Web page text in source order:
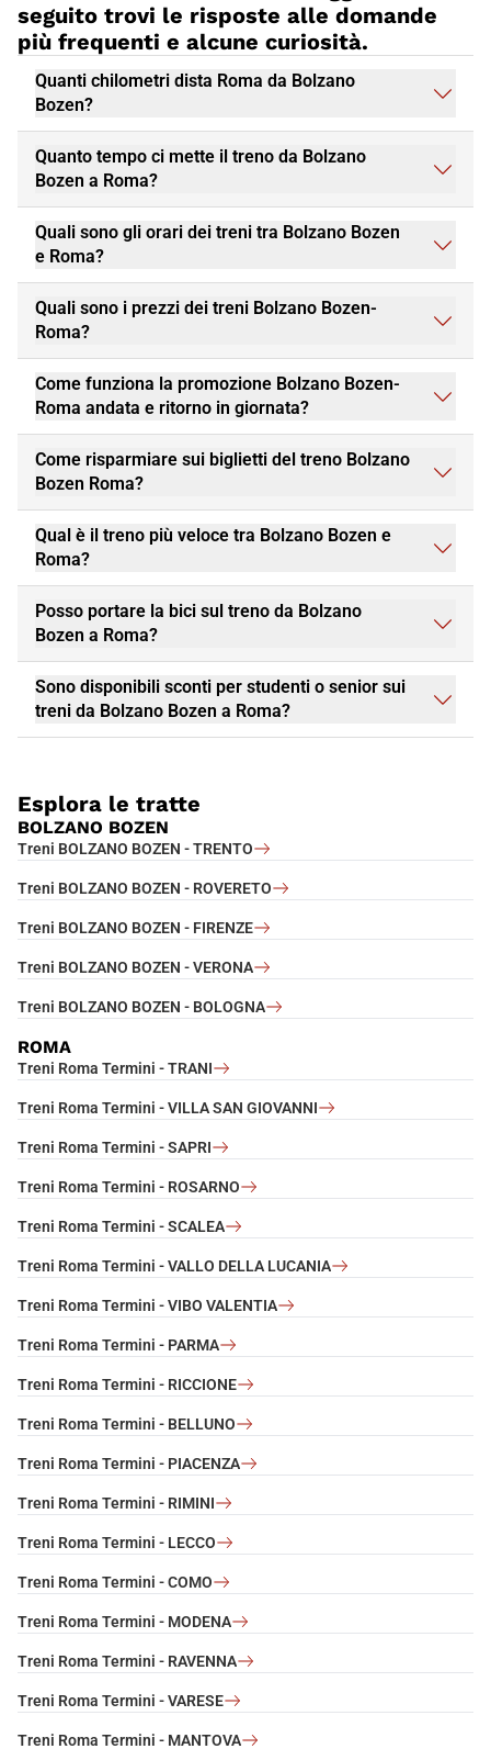
da offrire a tutti. Non perdere l'opportunità di visitare
Roma
prenota subito il tuo viaggio in treno Italo, per un'esperienza di
viaggio piacevole e conveniente.
seguito trovi le risposte alle domande
più frequenti e alcune curiosità.
Quanti chilometri dista Roma da Bolzano
Bozen?
Quanto tempo ci mette il treno da Bolzano
Bozen a Roma?
Quali sono gli orari dei treni tra Bolzano Bozen
e Roma?
Quali sono i prezzi dei treni Bolzano Bozen-
Roma?
Come funziona la promozione Bolzano Bozen-
Roma andata e ritorno in giornata?
Come risparmiare sui biglietti del treno Bolzano
Bozen Roma?
Qual è il treno più veloce tra Bolzano Bozen e
Roma?
Posso portare la bici sul treno da Bolzano
Bozen a Roma?
Sono disponibili sconti per studenti o senior sui
treni da Bolzano Bozen a Roma?
Esplora le tratte
BOLZANO BOZEN
Treni BOLZANO BOZEN - TRENTO
Treni BOLZANO BOZEN - ROVERETO
Treni BOLZANO BOZEN - FIRENZE
Treni BOLZANO BOZEN - VERONA
Treni BOLZANO BOZEN - BOLOGNA
ROMA
Treni Roma Termini - TRANI
Treni Roma Termini - VILLA SAN GIOVANNI
Treni Roma Termini - SAPRI
Treni Roma Termini - ROSARNO
Treni Roma Termini - SCALEA
Treni Roma Termini - VALLO DELLA LUCANIA
Treni Roma Termini - VIBO VALENTIA
Treni Roma Termini - PARMA
Treni Roma Termini - RICCIONE
Treni Roma Termini - BELLUNO
Treni Roma Termini - PIACENZA
Treni Roma Termini - RIMINI
Treni Roma Termini - LECCO
Treni Roma Termini - COMO
Treni Roma Termini - MODENA
Treni Roma Termini - RAVENNA
Treni Roma Termini - VARESE
Treni Roma Termini - MANTOVA